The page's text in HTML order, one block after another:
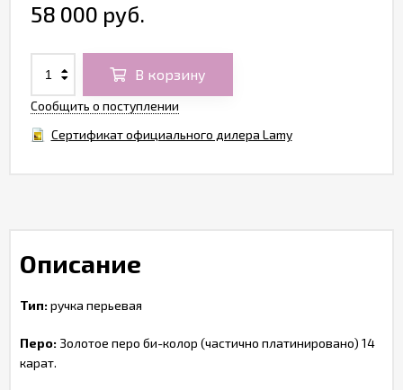
58 000 руб.
В корзину
Сообщить о поступлении
Сертификат официального дилера Lamy
Описание
Тип:ручка перьевая
Перо: Золотое перо би-колор (частично платинировано) 14
карат.